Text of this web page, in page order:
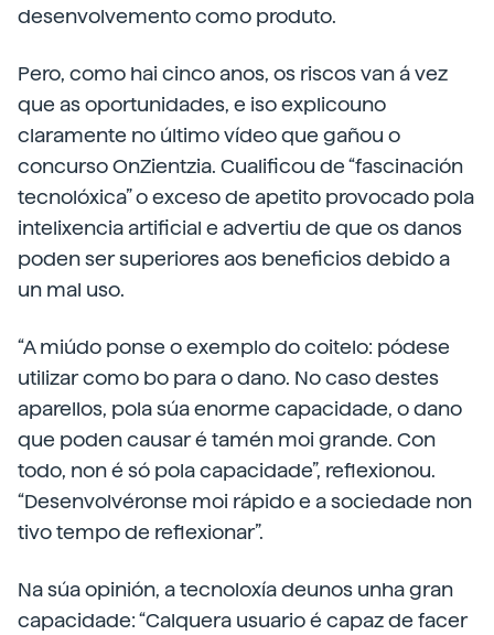
desenvolvemento como produto.
Pero, como hai cinco anos, os riscos van á vez
que as oportunidades, e iso explicouno
claramente no último vídeo que gañou o
concurso OnZientzia. Cualificou de “fascinación
tecnolóxica” o exceso de apetito provocado pola
intelixencia artificial e advertiu de que os danos
poden ser superiores aos beneficios debido a
un mal uso.
“A miúdo ponse o exemplo do coitelo: pódese
utilizar como bo para o dano. No caso destes
aparellos, pola súa enorme capacidade, o dano
que poden causar é tamén moi grande. Con
todo, non é só pola capacidade”, reflexionou.
“Desenvolvéronse moi rápido e a sociedade non
tivo tempo de reflexionar”.
Na súa opinión, a tecnoloxía deunos unha gran
capacidade: “Calquera usuario é capaz de facer